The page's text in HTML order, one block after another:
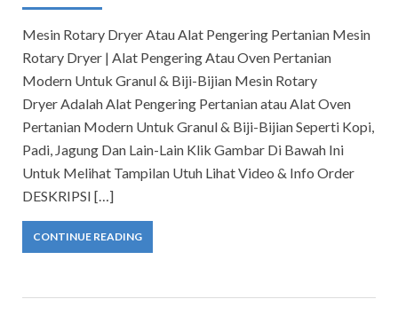
Mesin Rotary Dryer Atau Alat Pengering Pertanian Mesin
Rotary Dryer | Alat Pengering Atau Oven Pertanian
Modern Untuk Granul & Biji-Bijian Mesin Rotary
Dryer Adalah Alat Pengering Pertanian atau Alat Oven
Pertanian Modern Untuk Granul & Biji-Bijian Seperti Kopi,
Padi, Jagung Dan Lain-Lain Klik Gambar Di Bawah Ini
Untuk Melihat Tampilan Utuh Lihat Video & Info Order
DESKRIPSI […]
CONTINUE READING